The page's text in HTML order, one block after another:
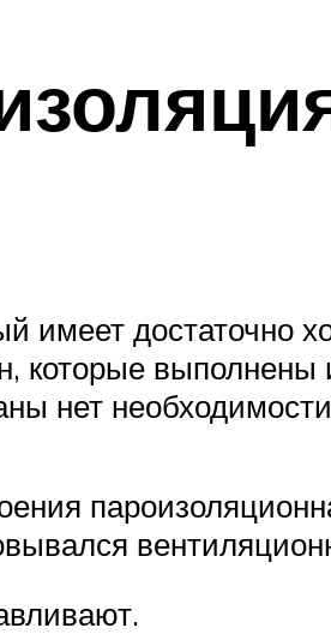
имеет достаточно
которые
нет